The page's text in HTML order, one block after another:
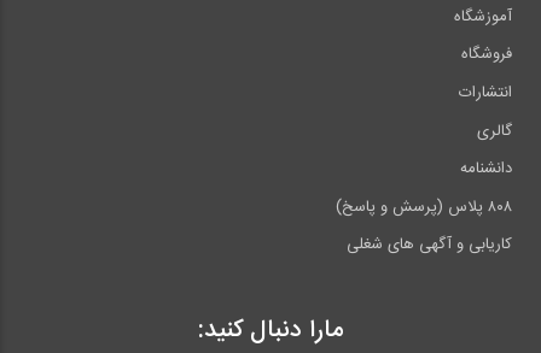
آموزشگاه
فروشگاه
انتشارات
گالری
دانشنامه
۸۰۸ پلاس (پرسش و پاسخ)
کاریابی و آگهی های شغلی
مارا دنبال کنید: